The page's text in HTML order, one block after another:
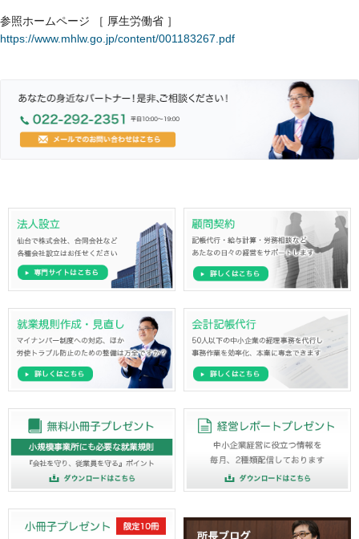
参照ホームページ ［ 厚生労働省 ］
https://www.mhlw.go.jp/content/001183267.pdf